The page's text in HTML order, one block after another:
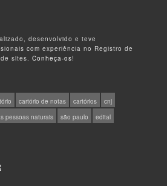
desenvolvido e teve
com experiência no Registro de
de sites.Conheça-os!
cartório de notas cartórios
cnj
pessoas naturais são paulo
edital